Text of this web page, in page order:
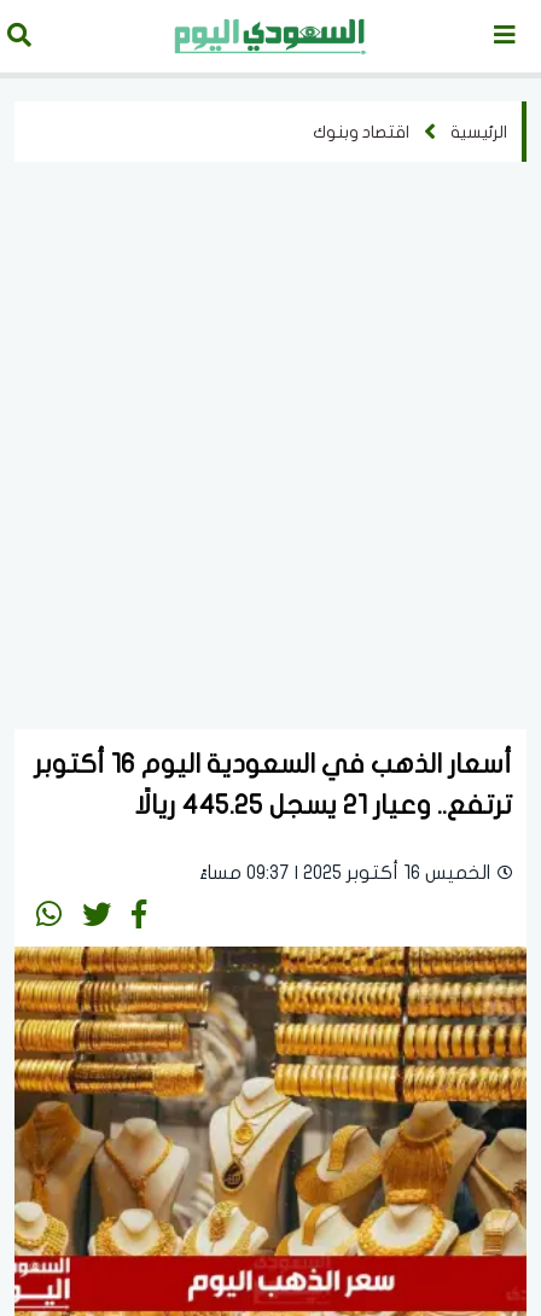
الرئيسية اقتصاد وبنوك
أسعار الذهب في السعودية اليوم 16 أكتوبر
ترتفع.. وعيار 21 يسجل 445.25 ريالًا
الخميس 16 أكتوبر 2025 | 09:37 مساءً